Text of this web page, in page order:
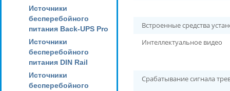
Источники
бесперебойного
питания Back-UPS Pro
Источники
бесперебойного
питания DIN Rail
Источники
бесперебойного
Встроенные средства
Интеллектуальное видео
Срабатывание сигнала